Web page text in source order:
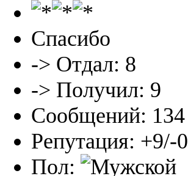
Спасибо
-> Отдал: 8
-> Получил: 9
Сообщений: 134
Репутация: +9/-0
Пол: